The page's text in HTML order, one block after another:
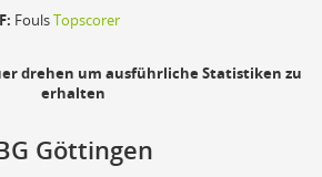
F: FoulsTopscorer
drehen um ausführliche Statistiken zu
erhalten
Göttingen